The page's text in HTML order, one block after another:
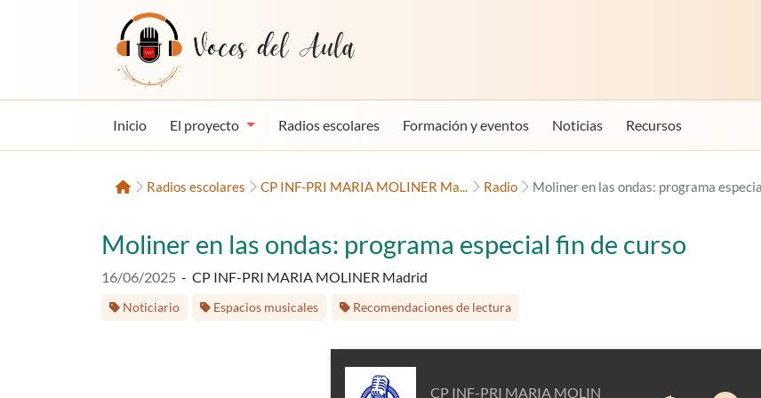
Voces del Aula
Inicio El proyecto Radios escolares Formación y eventos Noticias Recursos
InicioRadios escolares CP INF-PRI MARIA MOLINER Ma... Radio Moliner en las ondas: programa
Moliner en las ondas: programa especial fin de curso
Fecha de publicación:
16/06/2025 - CP INF-PRI MARIA MOLINER Madrid
Etiquetas:
Noticiario Espacios musicales Recomendaciones de lectura
CP INF-PRI MARIA MOLINER Madrid